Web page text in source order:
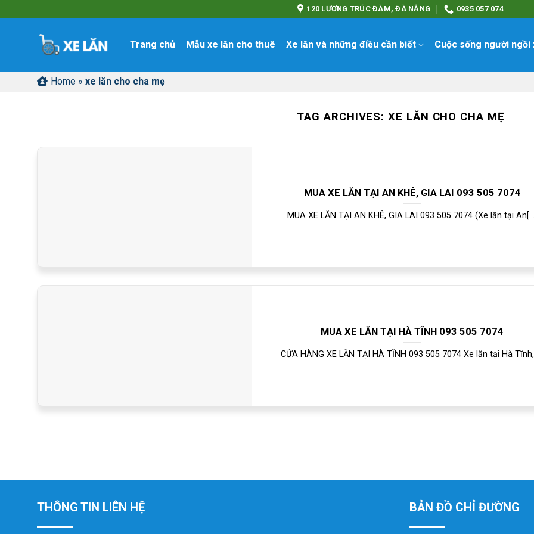
120 LƯƠNG TRÚC ĐÀM, ĐÀ NẴNG 0935 057 074
Trang chủ Mẫu xe lăn cho thuê Xe lăn và những điều cần biết Cuộc sống người ngồi
Home » xe lăn cho cha mẹ
TAG ARCHIVES:XE LĂN CHO CHA MẸ
MUA XE LĂN TẠI AN KHÊ, GIA LAI 093 505 7074
MUA XE LĂN TẠI AN KHÊ, GIA LAI 093 505 7074 (Xe lăn tại
MUA XE LĂN TẠI HÀ TĨNH 093 505 7074
CỬA HÀNG XE LĂN TẠI HÀ TĨNH 093 505 7074 Xe lăn tại Hà
THÔNG TIN LIÊN HỆ BẢN ĐỒ CHỈ ĐƯỜNG